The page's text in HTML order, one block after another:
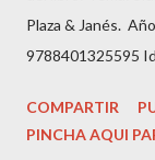
Plaza & Janés.
9788401325595
imagen editorial.
tiempo. Precio:
COMPARTIR
PINCHA AQUI